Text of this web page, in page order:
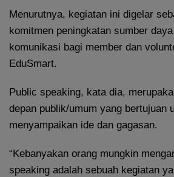
Menurutnya, kegiatan ini digelar
komitmen peningkatan sumber
komunikasi bagi member dan
EduSmart.
Public speaking, kata dia,
depan publik/umum yang bertujuan
menyampaikan ide dan gagasan.
“Kebanyakan orang mungkin
speaking adalah sebuah kegiatan